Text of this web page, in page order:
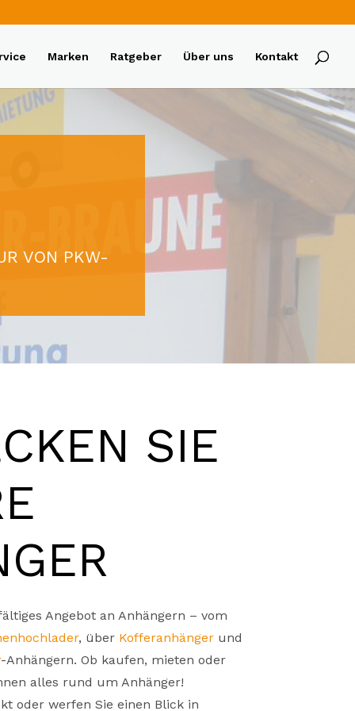
Marken Ratgeber Über uns Kontakt
VON PKW-
SIE
Angebot an Anhängern – vom
, über Kofferanhängerund
-Anhängern. Ob kaufen, mieten oder
alles rund um Anhänger!
oder werfen Sie einen Blick in